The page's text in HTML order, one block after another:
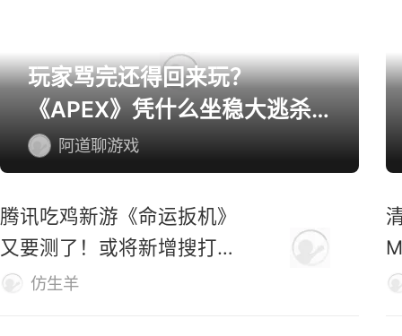
玩家骂完还得回来玩？
《APEX》凭什么坐稳大逃杀
第一桌？
阿道聊游戏
腾讯吃鸡新游《命运扳机》
又要测了！或将新增搜打撤
玩法！
仿生羊